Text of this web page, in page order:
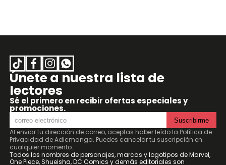
Únete a nuestra lista de
lectores
Sé el primero en recibir ofertas especiales y
promociones.
Suscribirme
Al enviar tu dirección de correo, aceptas haber leído la Política de
Privacidad de Adicmanga. Puedes cancelar tu suscripción en
cualquier momento.
Todos los nombres de personajes, marcas y logotipos de Marvel,
One Piece, Shueisha, DC Comics y demás editoriales son